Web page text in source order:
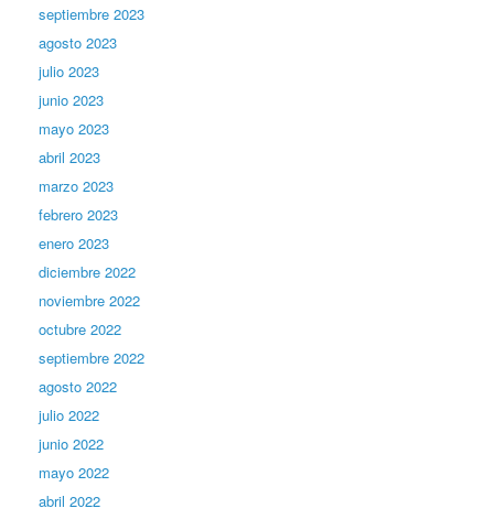
septiembre 2023
agosto 2023
julio 2023
junio 2023
mayo 2023
abril 2023
marzo 2023
febrero 2023
enero 2023
diciembre 2022
noviembre 2022
octubre 2022
septiembre 2022
agosto 2022
julio 2022
junio 2022
mayo 2022
abril 2022